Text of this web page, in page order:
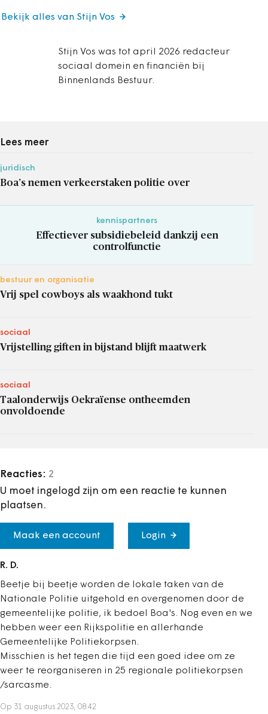
Stijn Vos was tot april 2026 redacteur
sociaal domein en financiën bij
Binnenlands Bestuur.
Bekijk alles van Stijn Vos
Lees meer
juridisch
Boa’s nemen verkeerstaken politie over
kennispartners
Effectiever subsidiebeleid dankzij een
controlfunctie
bestuur en organisatie
Vrij spel cowboys als waakhond tukt
sociaal
Vrijstelling giften in bijstand blijft maatwerk
sociaal
Taalonderwijs Oekraïense ontheemden
onvoldoende
Reacties: 2
U moet ingelogd zijn om een reactie te kunnen
plaatsen.
Maak een account Login
R. D.
Beetje bij beetje worden de lokale taken van de
Nationale Politie uitgehold en overgenomen door de
gemeentelijke politie, ik bedoel Boa's. Nog even en we
hebben weer een Rijkspolitie en allerhande
Gemeentelijke Politiekorpsen.
Misschien is het tegen die tijd een goed idee om ze
weer te reorganiseren in 25 regionale politiekorpsen
/sarcasme.
Op 31 augustus 2023, 08:42